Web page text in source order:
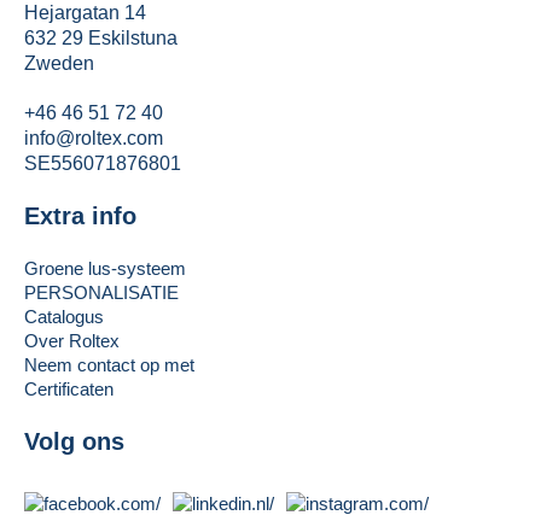
Hejargatan 14
632 29 Eskilstuna
Zweden
+46 46 51 72 40
info@roltex.com
SE556071876801
Extra info
Groene lus-systeem
PERSONALISATIE
Catalogus
Over Roltex
Neem contact op met
Certificaten
Volg ons